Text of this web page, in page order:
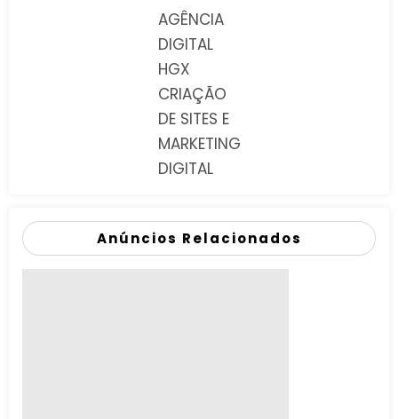
AGÊNCIA
DIGITAL
HGX
CRIAÇÃO
DE SITES E
MARKETING
DIGITAL
Anúncios Relacionados